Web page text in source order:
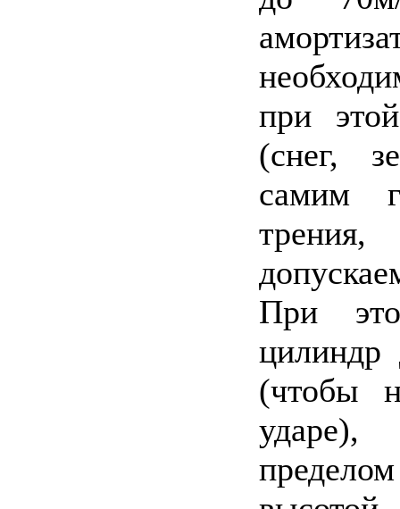
при
(снег,
самим
При
цилиндр
(чтобы
ударе),